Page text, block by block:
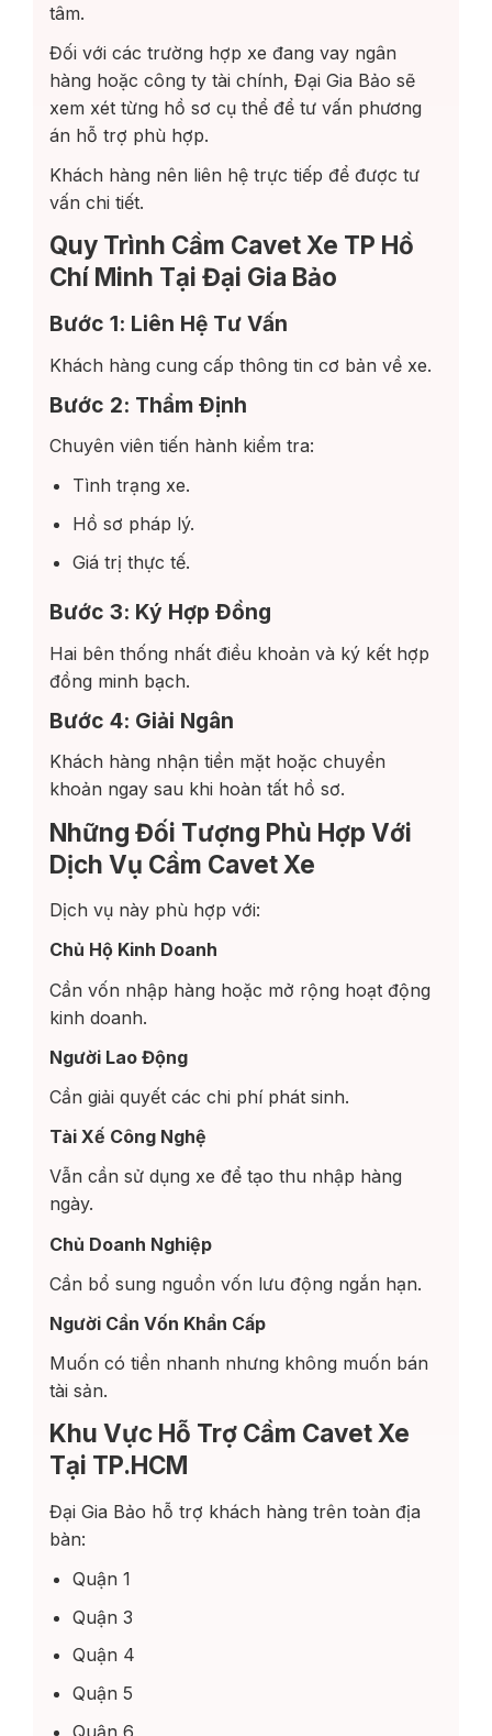
tâm.
Đối với các trường hợp xe đang vay ngân
hàng hoặc công ty tài chính, Đại Gia Bảo sẽ
xem xét từng hồ sơ cụ thể để tư vấn phương
án hỗ trợ phù hợp.
Khách hàng nên liên hệ trực tiếp để được tư
vấn chi tiết.
Quy Trình Cầm Cavet Xe TP Hồ
Chí Minh Tại Đại Gia Bảo
Bước 1: Liên Hệ Tư Vấn
Khách hàng cung cấp thông tin cơ bản về xe.
Bước 2: Thẩm Định
Chuyên viên tiến hành kiểm tra:
Tình trạng xe.
Hồ sơ pháp lý.
Giá trị thực tế.
Bước 3: Ký Hợp Đồng
Hai bên thống nhất điều khoản và ký kết hợp
đồng minh bạch.
Bước 4: Giải Ngân
Khách hàng nhận tiền mặt hoặc chuyển
khoản ngay sau khi hoàn tất hồ sơ.
Những Đối Tượng Phù Hợp Với
Dịch Vụ Cầm Cavet Xe
Dịch vụ này phù hợp với:
Chủ Hộ Kinh Doanh
Cần vốn nhập hàng hoặc mở rộng hoạt động
kinh doanh.
Người Lao Động
Cần giải quyết các chi phí phát sinh.
Tài Xế Công Nghệ
Vẫn cần sử dụng xe để tạo thu nhập hàng
ngày.
Chủ Doanh Nghiệp
Cần bổ sung nguồn vốn lưu động ngắn hạn.
Người Cần Vốn Khẩn Cấp
Muốn có tiền nhanh nhưng không muốn bán
tài sản.
Khu Vực Hỗ Trợ Cầm Cavet Xe
Tại TP.HCM
Đại Gia Bảo hỗ trợ khách hàng trên toàn địa
bàn:
Quận 1
Quận 3
Quận 4
Quận 5
Quận 6